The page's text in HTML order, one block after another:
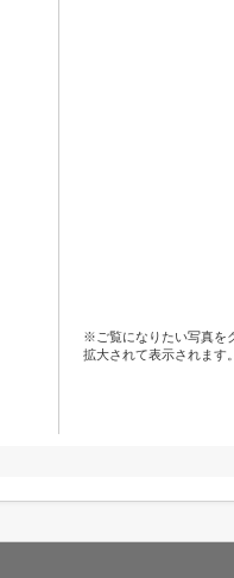
※ご覧になりたい写真を
拡大されて表示されます。